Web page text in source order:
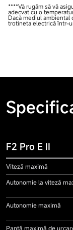
****Vă rugăm să vă
adecvat cu o
Dacă mediul
trotineta electrică într-
F2 Pro E II
Viteză maximă
Autonomie la viteză
Autonomie maximă
Pantă maximă de